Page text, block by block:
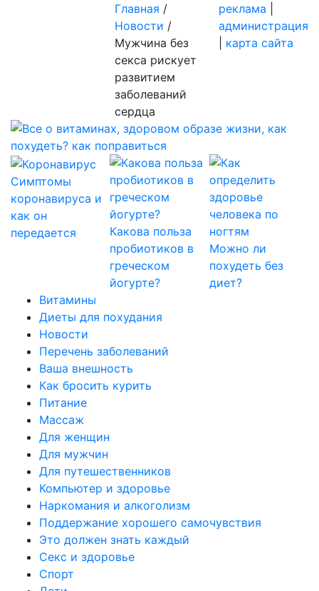
Главная /
Новости /
Мужчина без
секса рискует
развитием
заболеваний
сердца
реклама
администрация
карта сайта
Симптомы
коронавируса и
как он
передается
Какова польза
пробиотиков в
греческом
йогурте?
Можно ли
похудеть без
диет?
Витамины
Диеты для похудания
Новости
Перечень заболеваний
Ваша внешность
Как бросить курить
Питание
Массаж
Для женщин
Для мужчин
Для путешественников
Компьютер и здоровье
Наркомания и алкоголизм
Поддержание хорошего самочувствия
Это должен знать каждый
Секс и здоровье
Спорт